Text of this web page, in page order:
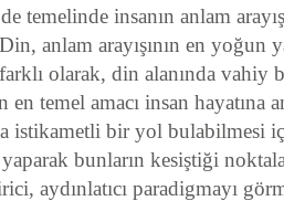
temelinde insanın anlam
anlam arayışının en yoğun
olarak, din alanında vahiy
temel amacı insan hayatına
istikametli bir yol bulabilmesi
bunların kesiştiği
aydınlatıcı paradigmayı